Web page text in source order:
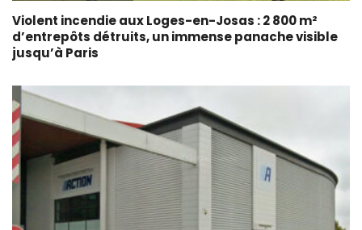
Violent incendie aux Loges-en-Josas : 2 800 m²
d’entrepôts détruits, un immense panache visible
jusqu’à Paris